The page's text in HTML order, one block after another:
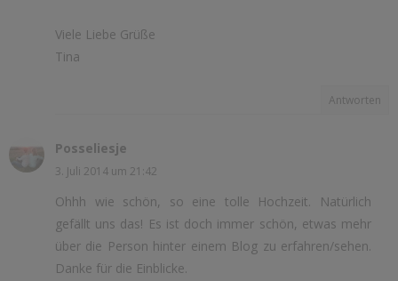
Viele Liebe Grüße
Tina
Antworten
Posseliesje
3. Juli 2014 um 21:42
Ohhh wie schön, so eine tolle Hochzeit. Natürlich
gefällt uns das! Es ist doch immer schön, etwas mehr
über die Person hinter einem Blog zu erfahren/sehen.
Danke für die Einblicke.